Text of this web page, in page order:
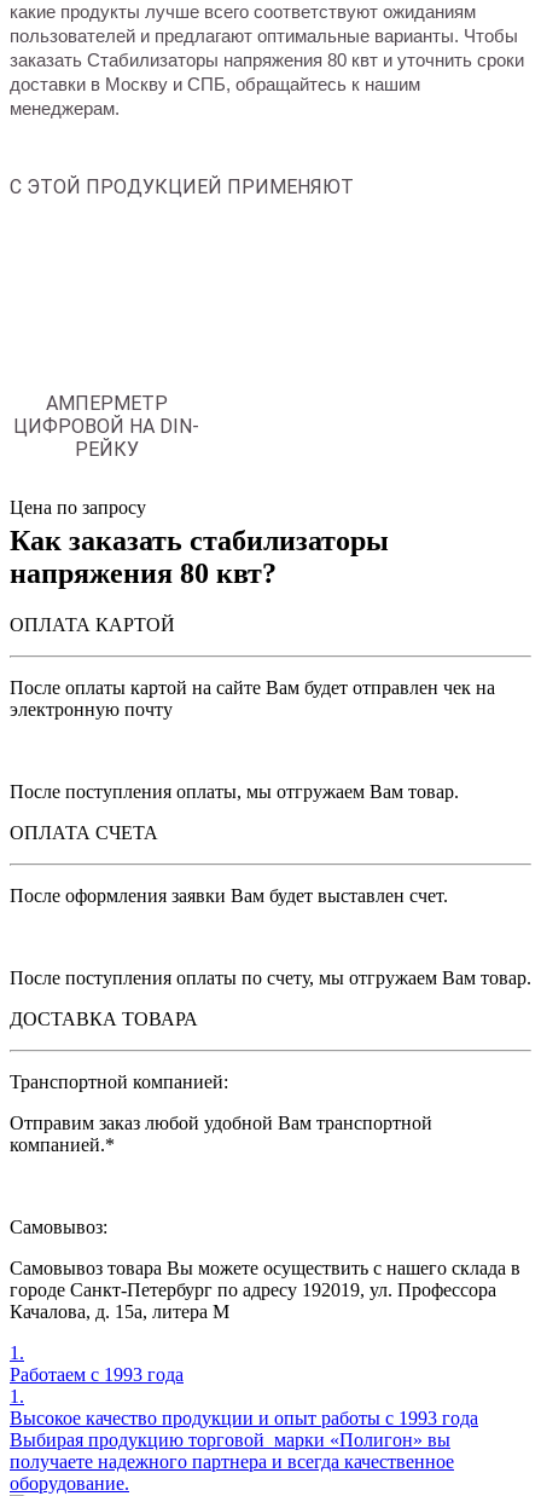
какие продукты лучше всего соответствуют ожиданиям
пользователей и предлагают оптимальные варианты. Чтобы
заказать Стабилизаторы напряжения 80 квт и уточнить сроки
доставки в Москву и СПБ, обращайтесь к нашим
менеджерам.
С ЭТОЙ ПРОДУКЦИЕЙ ПРИМЕНЯЮТ
АМПЕРМЕТР
ЦИФРОВОЙ НА DIN-
РЕЙКУ
Цена по запросу
Как заказать стабилизаторы
напряжения 80 квт?
ОПЛАТА КАРТОЙ
После оплаты картой на сайте Вам будет отправлен чек на
электронную почту
После поступления оплаты, мы отгружаем Вам товар.
ОПЛАТА СЧЕТА
После оформления заявки Вам будет выставлен счет.
После поступления оплаты по счету, мы отгружаем Вам товар.
ДОСТАВКА ТОВАРА
Транспортной компанией:
Отправим заказ любой удобной Вам транспортной
компанией.*
Самовывоз:
Самовывоз товара Вы можете осуществить с нашего склада в
городе Санкт-Петербург по адресу 192019, ул. Профессора
Качалова, д. 15а, литера М
1.
Работаем с 1993 года
1.
Высокое качество продукции и опыт работы с 1993 года
Выбирая продукцию торговой марки «Полигон» вы
получаете надежного партнера и всегда качественное
оборудование.